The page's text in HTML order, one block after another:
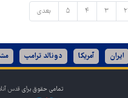
۲ ۳ ۴ ۵ بعدی
ایران آمریکا دونالد ترامپ
تمامی حقوق برای قدس